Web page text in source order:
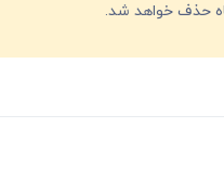
حذف خواهد شد.